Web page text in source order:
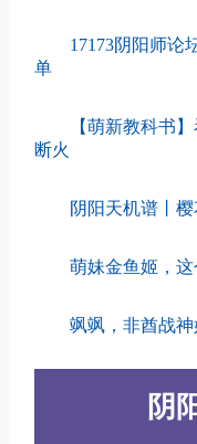
17173阴阳师论
单
【萌新教科书
断火
阴阳天机谱丨
萌妹金鱼姬，这
飒飒，非酋战神
阴